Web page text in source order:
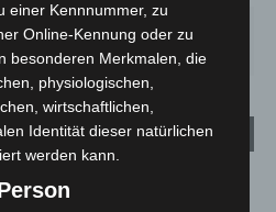
SA.
27°
SO.
31°
MO.
31
einer Kennnummer, zu
Online-Kennung oder zu
besonderen Merkmalen, die
physiologischen,
wirtschaftlichen,
Identität dieser natürlichen
werden kann.